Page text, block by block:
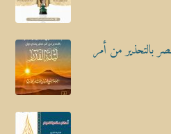
بالتحذير من أمر